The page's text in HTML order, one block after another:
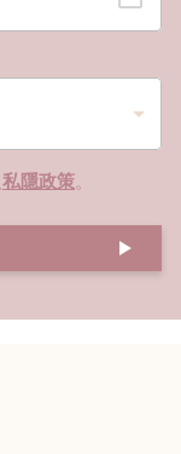
私隱政策。